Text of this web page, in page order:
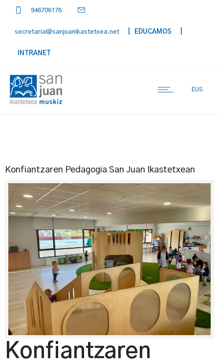
946706176
secretaria@sanjuanikastetxea.net | EDUCAMOS
INTRANET
EUS
Konfiantzaren Pedagogia San Juan Ikastetxean
Konfiantzaren